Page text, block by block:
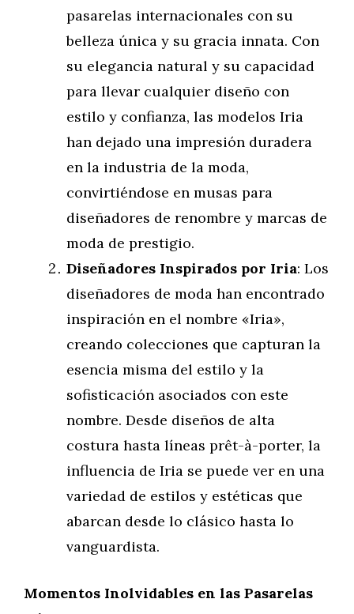
pasarelas internacionales con su
belleza única y su gracia innata. Con
su elegancia natural y su capacidad
para llevar cualquier diseño con
estilo y confianza, las modelos Iria
han dejado una impresión duradera
en la industria de la moda,
convirtiéndose en musas para
diseñadores de renombre y marcas de
moda de prestigio.
Diseñadores Inspirados por Iria: Los
diseñadores de moda han encontrado
inspiración en el nombre «Iria»,
creando colecciones que capturan la
esencia misma del estilo y la
sofisticación asociados con este
nombre. Desde diseños de alta
costura hasta líneas prêt-à-porter, la
influencia de Iria se puede ver en una
variedad de estilos y estéticas que
abarcan desde lo clásico hasta lo
vanguardista.
Momentos Inolvidables en las Pasarelas